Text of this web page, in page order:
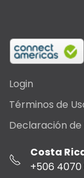
Login
Términos de
Declaración de
Costa
+506